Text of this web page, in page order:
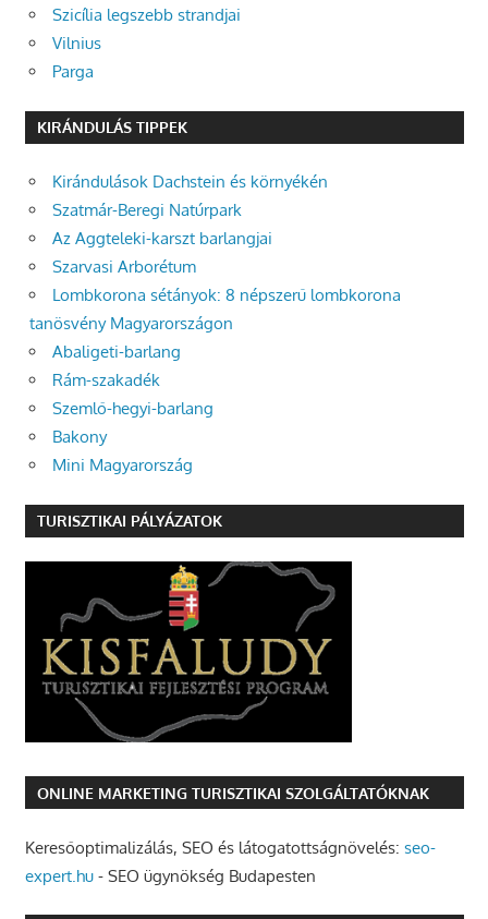
Szicília legszebb strandjai
Vilnius
Parga
KIRÁNDULÁS TIPPEK
Kirándulások Dachstein és környékén
Szatmár-Beregi Natúrpark
Az Aggteleki-karszt barlangjai
Szarvasi Arborétum
Lombkorona sétányok: 8 népszerű lombkorona
tanösvény Magyarországon
Abaligeti-barlang
Rám-szakadék
Szemlő-hegyi-barlang
Bakony
Mini Magyarország
TURISZTIKAI PÁLYÁZATOK
ONLINE MARKETING TURISZTIKAI SZOLGÁLTATÓKNAK
Keresőoptimalizálás, SEO és látogatottságnövelés: seo-
expert.hu- SEO ügynökség Budapesten